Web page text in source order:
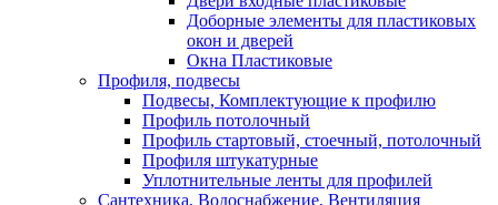
Доборные элементы для пластиковых
окон и дверей
Окна Пластиковые
Профиля, подвесы
Подвесы, Комплектующие к профилю
Профиль потолочный
Профиль стартовый, стоечный, потолочный
Профиля штукатурные
Уплотнительные ленты для профилей
Сантехника, Водоснабжение, Вентиляция